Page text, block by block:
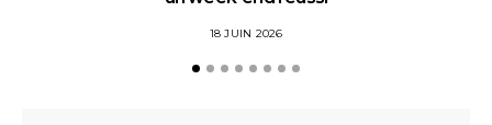
18 JUIN 2026